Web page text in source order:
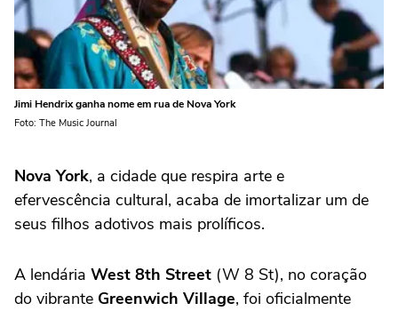
Jimi Hendrix ganha nome em rua de Nova York
Foto: The Music Journal
Nova York, a cidade que respira arte e
efervescência cultural, acaba de imortalizar um de
seus filhos adotivos mais prolíficos.
A lendária West 8th Street (W 8 St), no coração
do vibrante Greenwich Village, foi oficialmente